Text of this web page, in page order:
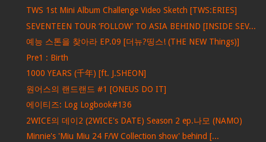
TWS 1st Mini Album Challenge Video Sketch [TWS:ERIES]
SEVENTEEN TOUR ‘FOLLOW’ TO ASIA BEHIND [INSIDE SEV...
예능 스톤을 찾아라 EP.09 [더뉴?띵스! (THE NEW Things)]
Pre1 : Birth
1000 YEARS (千年) [ft. J.SHEON]
원어스의 랜드랜드 #1 [ONEUS DO IT]
에이티즈: Log Logbook#136
2WICE의 데이2 (2WICE's DATE) Season 2 ep.나모 (NAMO)
Minnie's 'Miu Miu 24 F/W Collection show' behind [...